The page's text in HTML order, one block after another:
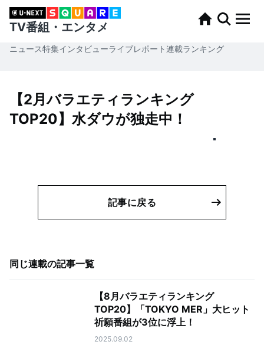
TV番組・エンタメ
ニュース特集インタビューライブレポート連載ランキング
【2月バラエティランキング
TOP20】水ダウが独走中！
記事に戻る
同じ連載の記事一覧
【8月バラエティランキング
TOP20】「TOKYO MER」大ヒット
祈願番組が3位に浮上！
2025.09.02